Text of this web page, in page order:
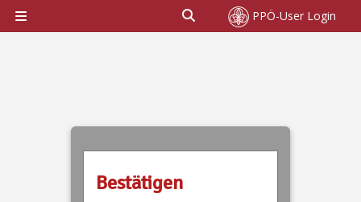
Zum Hauptinhalt
Website-Übersicht
Sucheingabe umschalten
PPÖ-User Login
Bestätigen